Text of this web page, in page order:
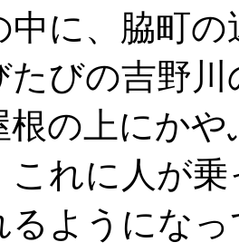
中に、脇町
たびの吉野
根の上にか
これに人が
るようにな